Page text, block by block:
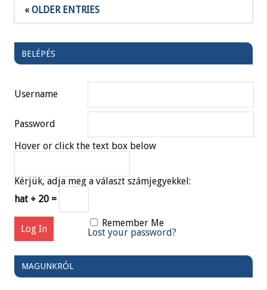
« OLDER ENTRIES
BELÉPÉS
Username
Password
Hover or click the text box below
Kérjük, adja meg a választ számjegyekkel:
hat + 20 =
Remember Me
Lost your password?
MAGUNKRÓL